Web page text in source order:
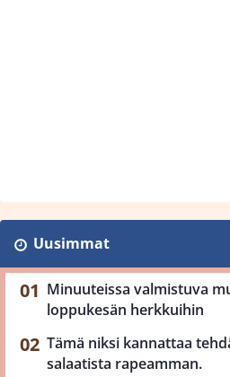
Uusimmat
Minuuteissa valmistuva
loppukesän herkkuihin
Tämä niksi kannattaa
salaatista rapeamman.